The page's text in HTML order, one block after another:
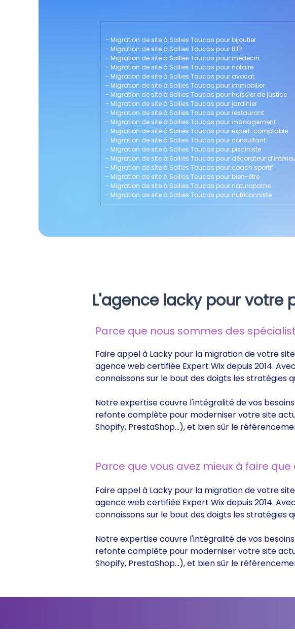
- Migration de site à Sollies Toucas pour bijoutier
- Migration de site à Sollies Toucas pour BTP
- Migration de site à Sollies Toucas pour médecin
- Migration de site à Sollies Toucas pour notaire
- Migration de site à Sollies Toucas pour avocat
- Migration de site à Sollies Toucas pour immobilier
- Migration de site à Sollies Toucas pour huissier de justice
- Migration de site à Sollies Toucas pour jardinier
- Migration de site à Sollies Toucas pour restaurant
- Migration de site à Sollies Toucas pour management
- Migration de site à Sollies Toucas pour expert-comptable
- Migration de site à Sollies Toucas pour consultant
- Migration de site à Sollies Toucas pour pisciniste
- Migration de site à Sollies Toucas pour décorateur
- Migration de site à Sollies Toucas pour coach sportif
- Migration de site à Sollies Toucas pour bien-être
- Migration de site à Sollies Toucas pour naturopathe
- Migration de site à Sollies Toucas pour nutritionniste
L'agence lacky pour votre
Parce que nous sommes des
Faire appel à Lacky pour la migration de votre
agence web certifiée Expert Wix depuis 2014.
connaissons sur le bout des doigts les
Notre expertise couvre l'intégralité de vos
refonte complète pour moderniser votre site
Shopify, PrestaShop...), et bien sûr le
Parce que vous avez mieux à faire
Faire appel à Lacky pour la migration de votre
agence web certifiée Expert Wix depuis 2014.
connaissons sur le bout des doigts les
Notre expertise couvre l'intégralité de vos
refonte complète pour moderniser votre site
Shopify, PrestaShop...), et bien sûr le